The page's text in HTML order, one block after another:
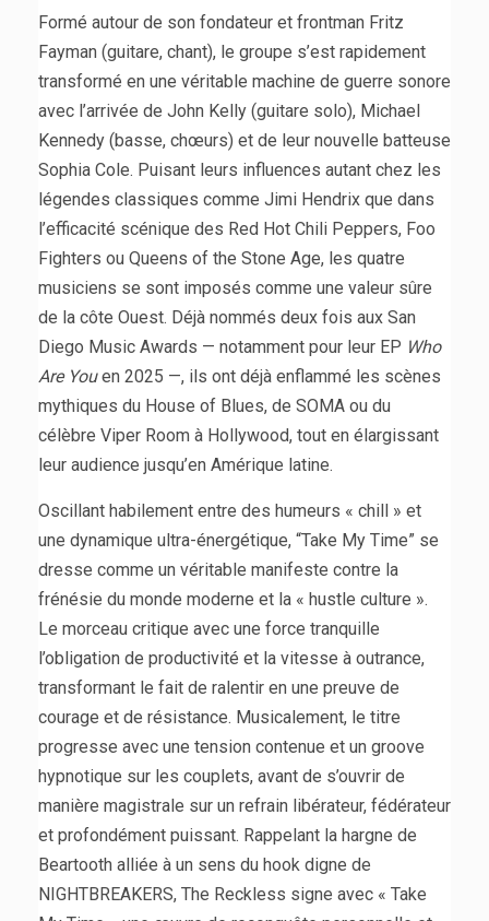
Formé autour de son fondateur et frontman Fritz
Fayman (guitare, chant), le groupe s’est rapidement
transformé en une véritable machine de guerre sonore
avec l’arrivée de John Kelly (guitare solo), Michael
Kennedy (basse, chœurs) et de leur nouvelle batteuse
Sophia Cole. Puisant leurs influences autant chez les
légendes classiques comme Jimi Hendrix que dans
l’efficacité scénique des Red Hot Chili Peppers, Foo
Fighters ou Queens of the Stone Age, les quatre
musiciens se sont imposés comme une valeur sûre
de la côte Ouest. Déjà nommés deux fois aux San
Diego Music Awards — notamment pour leur EP Who
Are Youen 2025 —, ils ont déjà enflammé les scènes
mythiques du House of Blues, de SOMA ou du
célèbre Viper Room à Hollywood, tout en élargissant
leur audience jusqu’en Amérique latine.
Oscillant habilement entre des humeurs « chill » et
une dynamique ultra-énergétique, “Take My Time” se
dresse comme un véritable manifeste contre la
frénésie du monde moderne et la « hustle culture ».
Le morceau critique avec une force tranquille
l’obligation de productivité et la vitesse à outrance,
transformant le fait de ralentir en une preuve de
courage et de résistance. Musicalement, le titre
progresse avec une tension contenue et un groove
hypnotique sur les couplets, avant de s’ouvrir de
manière magistrale sur un refrain libérateur, fédérateur
et profondément puissant. Rappelant la hargne de
Beartooth alliée à un sens du hook digne de
NIGHTBREAKERS, The Reckless signe avec « Take